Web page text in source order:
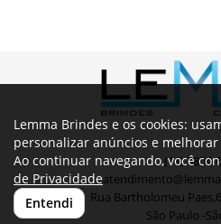
(11) 3804-
Rua Bartholomeu
São Paulo -
Lemma Brindes e os cookies:
personalizar anúncios e
Ao continuar navegando, você
de Privacidade
Entendi